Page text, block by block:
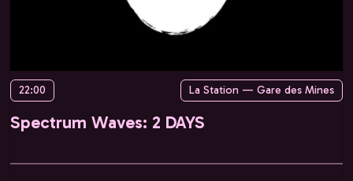
22:00 La Station — Gare des Mines
Spectrum Waves: 2 DAYS